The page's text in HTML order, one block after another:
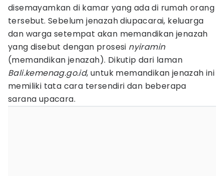
disemayamkan di kamar yang ada di rumah orang
tersebut. Sebelum jenazah diupacarai, keluarga
dan warga setempat akan memandikan jenazah
yang disebut dengan prosesi nyiramin
(memandikan jenazah). Dikutip dari laman
Bali.kemenag.go.id, untuk memandikan jenazah ini
memiliki tata cara tersendiri dan beberapa
sarana upacara.